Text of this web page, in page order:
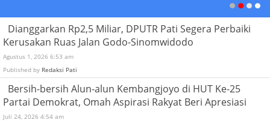
Dianggarkan Rp2,5 Miliar, DPUTR Pati Segera Perbaiki
Kerusakan Ruas Jalan Godo-Sinomwidodo
Agustus 1, 2026 6:53 am
Published by Redaksi Pati
Bersih-bersih Alun-alun Kembangjoyo di HUT Ke-25
Partai Demokrat, Omah Aspirasi Rakyat Beri Apresiasi
Juli 24, 2026 4:54 am